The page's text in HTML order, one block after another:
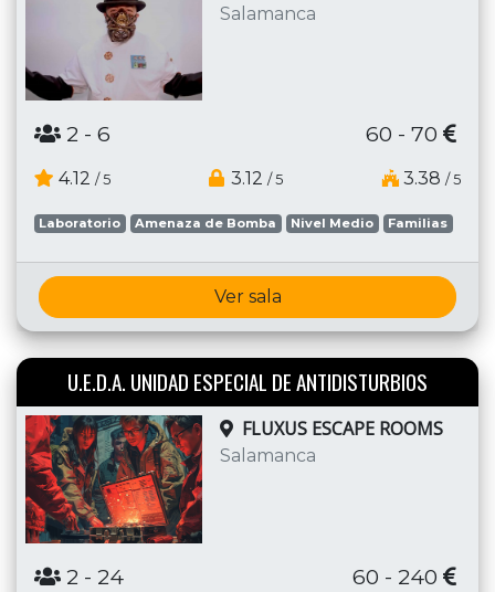
Salamanca
2 - 6 60 - 70
4.12 / 5 3.12 / 5 3.38 / 5
Laboratorio Amenaza de Bomba Nivel Medio Familias
Ver sala
U.E.D.A. UNIDAD ESPECIAL DE ANTIDISTURBIOS
FLUXUS ESCAPE ROOMS
Salamanca
2 - 24 60 - 240